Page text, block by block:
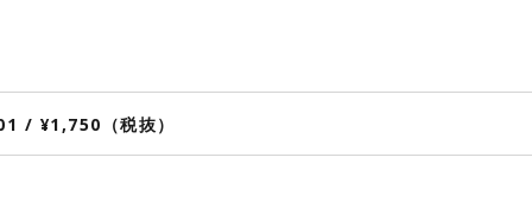
/ ¥1,750（税抜）